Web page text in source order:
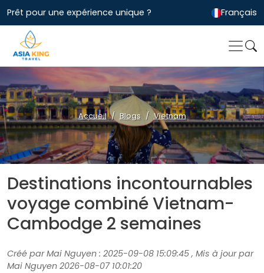
Prêt pour une expérience unique ? Français
Accueil Blogs Vietnam
Destinations incontournables
voyage combiné Vietnam-
Cambodge 2 semaines
Créé par Mai Nguyen : 2025-09-08 15:09:45 , Mis à jour par
Mai Nguyen 2026-08-07 10:01:20